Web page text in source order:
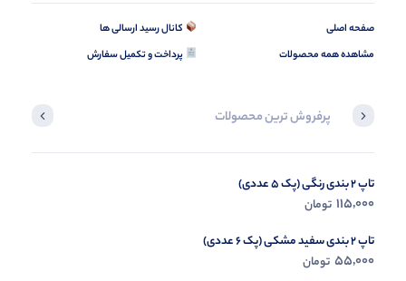
صفحه اصلی
مشاهده همه محصولات
کانال رسید ارسالی ها
پرداخت و تکمیل سفارش
پرفروش ترین محصولات
تاپ 2 بندی رنگی (پک 5 عددی)
115,000 تومان
تاپ 2 بندی سفید مشکی (پک 6 عددی)
55,000 تومان
تیشرت لانگ لش موسچینو (پک 4 عددی)
335,000 تومان